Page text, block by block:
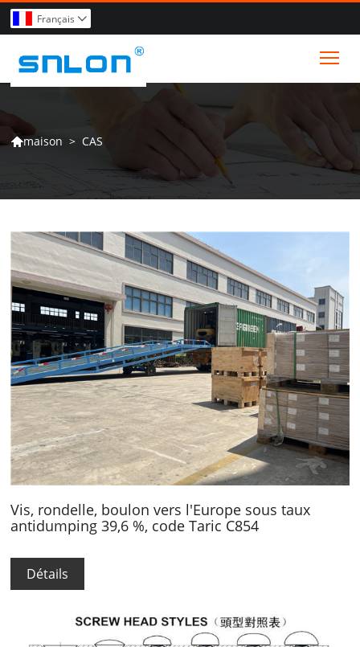
Français 
maison > CAS
Vis, rondelle, boulon vers l'Europe sous taux
antidumping 39,6 %, code Taric C854
Détails